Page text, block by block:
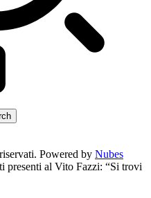
Powered by Nubes
presenti al Vito Fazzi: “Si trovi